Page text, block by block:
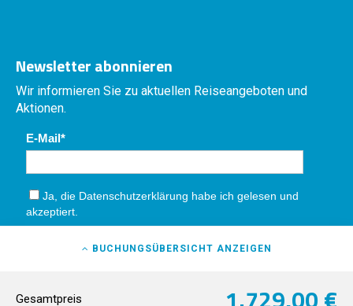
BUCHUNGSÜBERSICHT ANZEIGEN
Gesamtpreis
Newsletter abonnieren
Wir informieren Sie zu aktuellen Reiseangeboten und
Aktionen.
E-Mail
Ja, die Datenschutzerklärung habe ich gelesen und
akzeptiert.
Absenden